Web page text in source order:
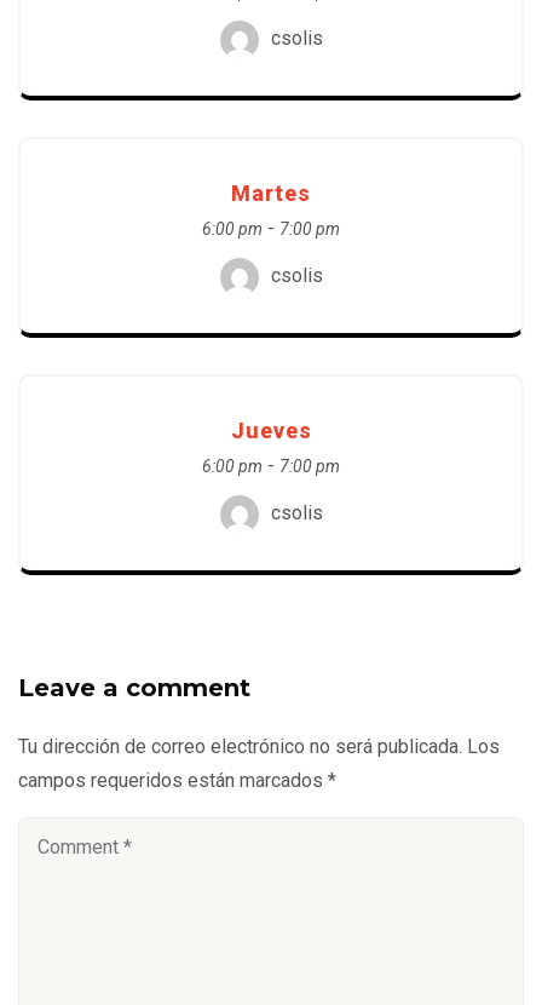
csolis
Martes
6:00 pm - 7:00 pm
csolis
Jueves
6:00 pm - 7:00 pm
csolis
Leave a comment
Tu dirección de correo electrónico no será publicada. Los
campos requeridos están marcados *